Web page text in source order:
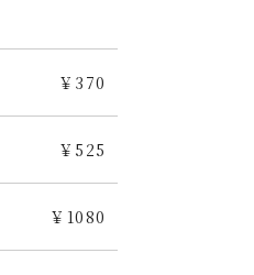
￥370
￥525
￥1080